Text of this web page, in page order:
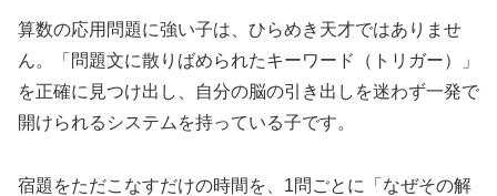
算数の応用問題に強い子は、ひらめき天才ではありませ
ん。「問題文に散りばめられたキーワード（トリガー）」
を正確に見つけ出し、自分の脳の引き出しを迷わず一発で
開けられるシステムを持っている子です。
宿題をただこなすだけの時間を、1問ごとに「なぜその解